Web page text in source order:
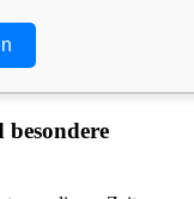
besondere